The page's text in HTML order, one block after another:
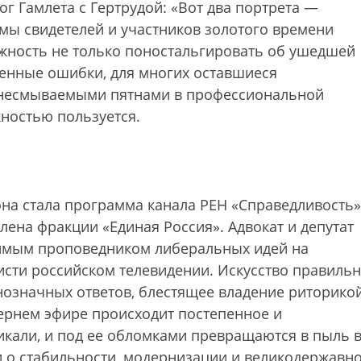
Гамлета с Гертрудой: «Вот два портрета —
свидетелей и участников золотого времени
не только поностальгировать об ушедшей
ошибки, для многих оставшиеся
пятнами в профессиональной
пользуется.
стала программа канала РЕН «Справедливость»
фракции «Единая Россия». Адвокат и депутат
проповедником либеральных идей на
российском телевидении. Искусство
ответов, блестящее владение
эфире происходит постепенное и
и под ее обломками превращаются в пыль
стабильности, модернизации и